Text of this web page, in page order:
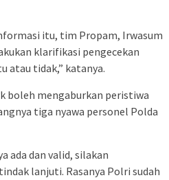
itu, tim Propam, Irwasum
klarifikasi pengecekan
atau tidak,” katanya.
boleh mengaburkan peristiwa
tiga nyawa personel Polda
ada dan valid, silakan
lanjuti. Rasanya Polri sudah